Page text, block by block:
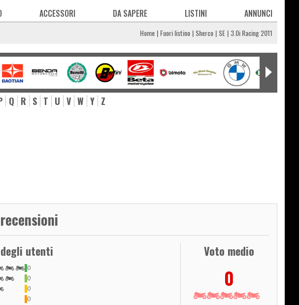
ACCESSORI DA SAPERE LISTINI ANNUNCI
Home Fuori listino Sherco SE 3.0i Racing 2011
Q R S T U V W Y Z
utenti
0
0
0
0
Voto medio
0